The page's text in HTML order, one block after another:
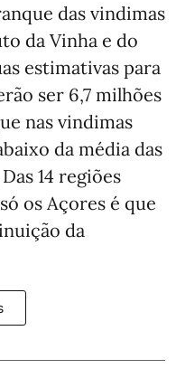
das vindimas
da Vinha e do
estimativas para
ser 6,7 milhões
nas vindimas
da média das
14 regiões
os Açores é que
da